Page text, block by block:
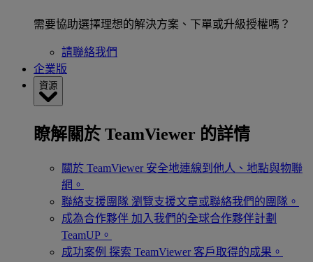
需要協助選擇理想的解決方案、下單或升級授權嗎？
請聯絡我們
企業版
資源
瞭解關於 TeamViewer 的詳情
關於 TeamViewer 安全地連線到他人、地點與物聯
網。
聯絡支援團隊 瀏覽支援文章或聯絡我們的團隊。
成為合作夥伴 加入我們的全球合作夥伴計劃
TeamUP。
成功案例 探索 TeamViewer 客戶取得的成果。